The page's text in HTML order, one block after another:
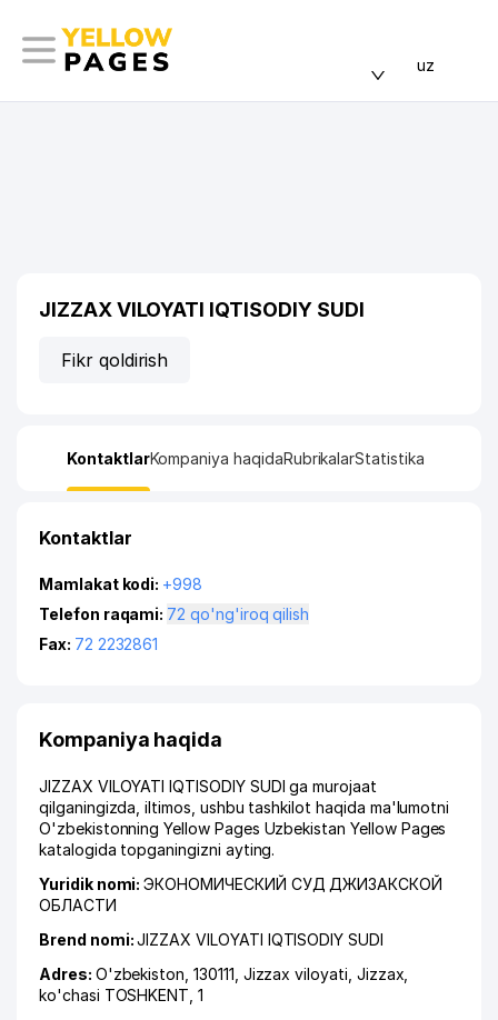
uz
JIZZAX VILOYATI IQTISODIY SUDI
Fikr qoldirish
KontaktlarKompaniya haqidaRubrikalarStatistika
Kontaktlar
Mamlakat kodi: +998
Telefon raqami:
72 qo'ng'iroq qilish
Fax: 72 2232861
Kompaniya haqida
JIZZAX VILOYATI IQTISODIY SUDI ga murojaat
qilganingizda, iltimos, ushbu tashkilot haqida ma'lumotni
O'zbekistonning Yellow Pages Uzbekistan Yellow Pages
katalogida topganingizni ayting.
Yuridik nomi:ЭКОНОМИЧЕСКИЙ СУД ДЖИЗАКСКОЙ
ОБЛАСТИ
Brend nomi:JIZZAX VILOYATI IQTISODIY SUDI
Adres: O'zbekiston, 130111, Jizzax viloyati Jizzax
ko'chasi TOSHKENT , 1